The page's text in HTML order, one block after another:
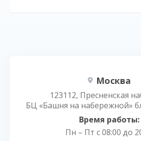
Москва
123112, Пресненская
БЦ «Башня на набережной»
Время работы:
Пн – Пт с 08:00 до